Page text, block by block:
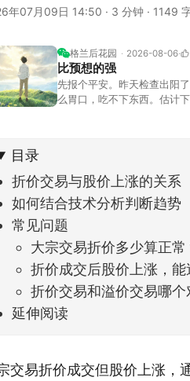
年07月09日 14:50 · 3 分钟 · 1149
格兰后花园 2026-08-06
比预想的强
先报个平安。昨天检查出阳
么胃口，吃不下东西。估计
目录
折价交易与股价上涨的关系
如何结合技术分析判断趋势
常见问题
大宗交易折价多少算正常
折价成交后股价上涨，能
折价交易和溢价交易哪个
延伸阅读
交易折价成交但股价上涨，